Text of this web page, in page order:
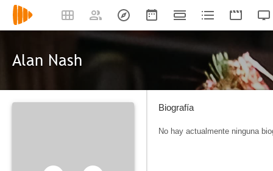
Alan Nash
Biografía
No hay actualmente ninguna